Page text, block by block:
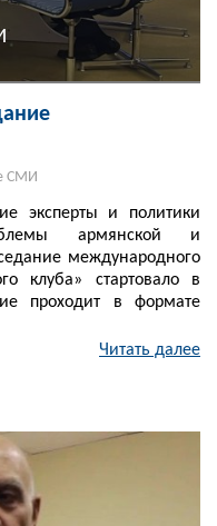
СМИ
эксперты и политики
армянской и
международного
клуба» стартовало в
проходит в формате
Читать далее